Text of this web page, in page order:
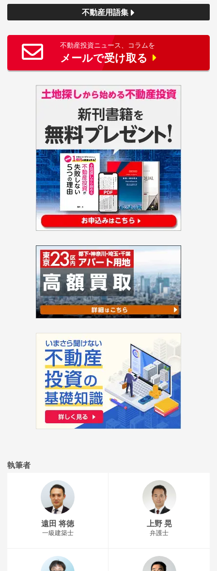
不動産用語集
不動産投資ニュース、コラムを
メールで受け取る
執筆者
遠田 将徳
一級建築士
上野 晃
弁護士